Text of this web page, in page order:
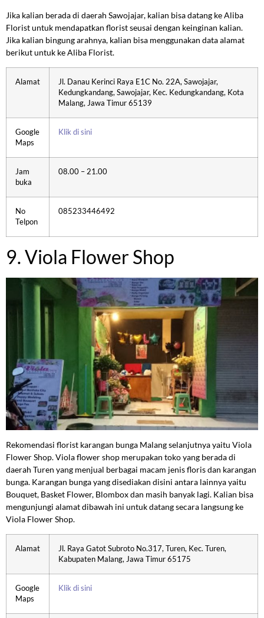
Jika kalian berada di daerah Sawojajar, kalian bisa datang ke Aliba
Florist untuk mendapatkan florist seusai dengan keinginan kalian.
Jika kalian bingung arahnya, kalian bisa menggunakan data alamat
berikut untuk ke Aliba Florist.
Alamat
Jl. Danau Kerinci Raya E1C No. 22A, Sawojajar,
Kedungkandang, Sawojajar, Kec. Kedungkandang, Kota
Malang, Jawa Timur 65139
Google
Maps
Klik di sini
Jam
buka
08.00 – 21.00
No
Telpon
085233446492
9. Viola Flower Shop
Rekomendasi florist karangan bunga Malang selanjutnya yaitu Viola
Flower Shop. Viola flower shop merupakan toko yang berada di
daerah Turen yang menjual berbagai macam jenis floris dan karangan
bunga. Karangan bunga yang disediakan disini antara lainnya yaitu
Bouquet, Basket Flower, Blombox dan masih banyak lagi. Kalian bisa
mengunjungi alamat dibawah ini untuk datang secara langsung ke
Viola Flower Shop.
Alamat
Jl. Raya Gatot Subroto No.317, Turen, Kec. Turen,
Kabupaten Malang, Jawa Timur 65175
Google
Maps
Klik di sini